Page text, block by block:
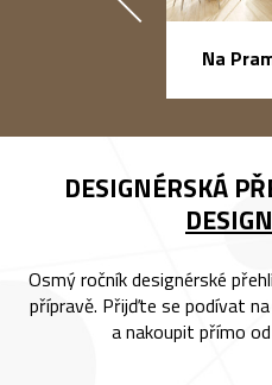
Na
DESIGNÉRSKÁ
Osmý ročník designérské
přípravě. Přijďte se podívat
a nakoupit přímo